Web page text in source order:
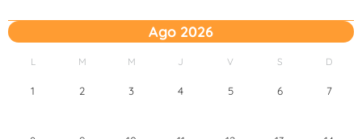
Ago 2026
L M M J V S D
1 2 3 4 5 6 7